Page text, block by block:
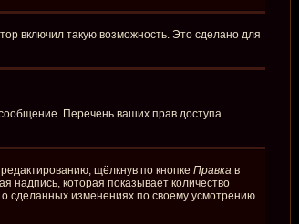
включил такую возможность. Это сделано для
Перечень ваших прав доступа
щёлкнув по кнопке Правка в
надпись, которая показывает количество
сделанных изменениях по своему усмотрению.